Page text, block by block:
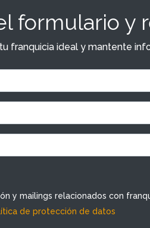
formulario y
franquicia ideal y mantente
y mailings relacionados con
de protección de datos